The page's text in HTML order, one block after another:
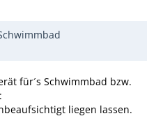
für´s Schwimmbad bzw.
liegen lassen.